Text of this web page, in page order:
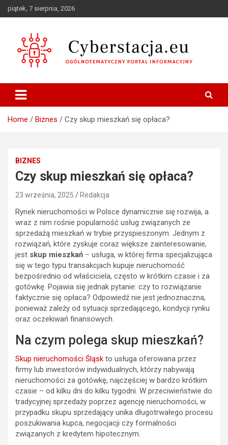
Skip
to
piątek, 7 sierpnia, 2026
Cyberstacja.eu
Home Biznes Czy skup mieszkań się opłaca?
BIZNES
Czy skup mieszkań się opłaca?
23 września, 2025 Redakcja
Rynek nieruchomości w Polsce dynamicznie się rozwija, a
wraz z nim rośnie popularność usług związanych ze
sprzedażą mieszkań w trybie przyspieszonym. Jednym z
rozwiązań, które zyskuje coraz większe zainteresowanie,
jest skup mieszkań – usługa, w której firma specjalizująca
się w tego typu transakcjach kupuje nieruchomość
bezpośrednio od właściciela, często w krótkim czasie i za
gotówkę. Pojawia się jednak pytanie: czy to rozwiązanie
faktycznie się opłaca? Odpowiedź nie jest jednoznaczna,
ponieważ zależy od sytuacji sprzedającego, kondycji rynku
oraz oczekiwań finansowych.
Na czym polega skup mieszkań?
Skup nieruchomości Śląsk to usługa oferowana przez
firmy lub inwestorów indywidualnych, którzy nabywają
nieruchomości za gotówkę, najczęściej w bardzo krótkim
czasie – od kilku dni do kilku tygodni. W przeciwieństwie do
tradycyjnej sprzedaży poprzez agencję nieruchomości, w
przypadku skupu sprzedający unika długotrwałego procesu
poszukiwania kupca, negocjacji czy formalności
związanych z kredytem hipotecznym.